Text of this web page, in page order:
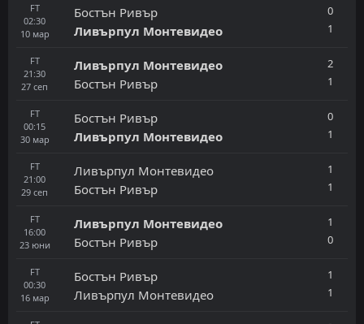
FT
02:30
10 мар
Бостън Ривър
Ливърпул Монтевидео
0
1
FT
21:30
27 сеп
Ливърпул Монтевидео
Бостън Ривър
2
1
FT
00:15
30 мар
Бостън Ривър
Ливърпул Монтевидео
0
1
FT
21:00
29 сеп
Ливърпул Монтевидео
Бостън Ривър
1
1
FT
16:00
23 юни
Ливърпул Монтевидео
Бостън Ривър
1
0
FT
00:30
16 мар
Бостън Ривър
Ливърпул Монтевидео
1
1